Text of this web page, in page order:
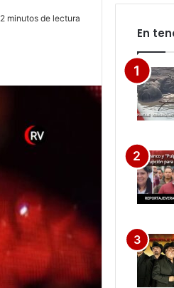
2 minutos de lectura
En